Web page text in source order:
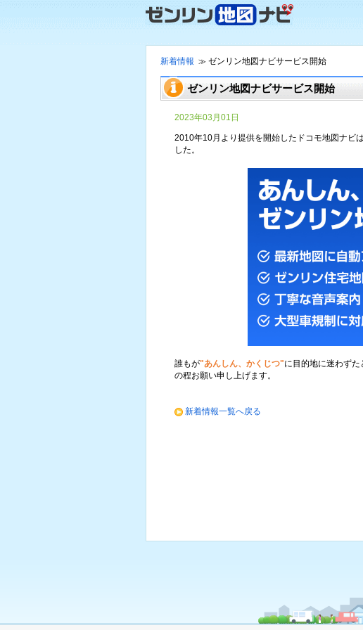
新着情報 ≫ ゼンリン地図ナビサービス開始
ゼンリン地図ナビサービス開始
2023年03月01日
2010年10月より提供を開始したドコモ地図ナビ
した。
誰もが"あんしん、かくじつ"に目的地に迷わず
の程お願い申し上げます。
新着情報一覧へ戻る